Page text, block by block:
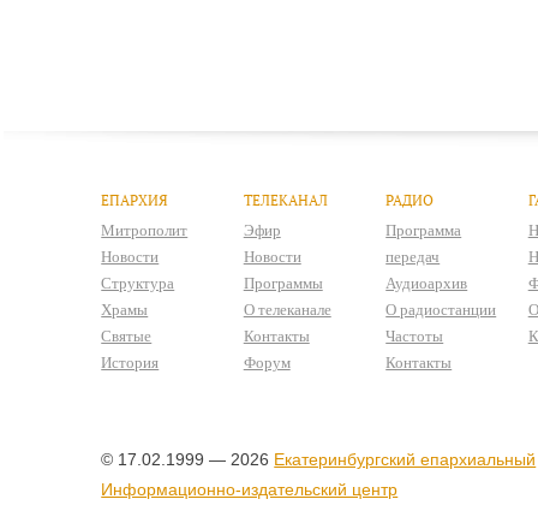
ЕПАРХИЯ
Митрополит
Новости
Структура
Храмы
Святые
История
ТЕЛЕКАНАЛ
Эфир
Новости
Программы
О телеканале
Контакты
Форум
РАДИО
Программа
передач
Аудиоархив
О радиостанции
Частоты
Контакты
© 17.02.1999 — 2026 Екатеринбургский епархиальный
Информационно-издательский центр